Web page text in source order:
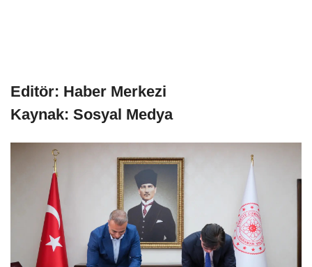
Editör: Haber Merkezi
Kaynak: Sosyal Medya